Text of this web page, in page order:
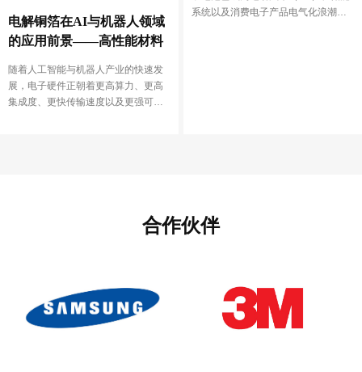
领域
材料
快速发
、更高
强可靠
系统以及消费电子产品电气化浪潮的
核心驱动力。而在电池体系中，作为
负极集流体的铜箔往往容易被忽视，
质铜箔直接影响电池的导电性能、循
环寿命与安全性，是新一代高性能电
池不可或缺的关键材料。 为什么锂电
据流动的铜箔，才是一场
不可见的微米维度的“信号
合作伙伴